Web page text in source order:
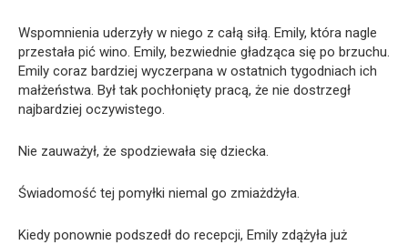
Wspomnienia uderzyły w niego z całą siłą. Emily, która nagle
przestała pić wino. Emily, bezwiednie gładząca się po brzuchu.
Emily coraz bardziej wyczerpana w ostatnich tygodniach ich
małżeństwa. Był tak pochłonięty pracą, że nie dostrzegł
najbardziej oczywistego.
Nie zauważył, że spodziewała się dziecka.
Świadomość tej pomyłki niemal go zmiażdżyła.
Kiedy ponownie podszedł do recepcji, Emily zdążyła już